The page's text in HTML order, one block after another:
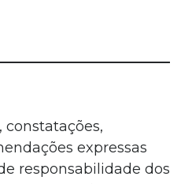
constatações,
expressas
responsabilidade dos